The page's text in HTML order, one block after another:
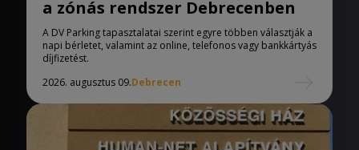
a zónás rendszer Debrecenben
A DV Parking tapasztalatai szerint egyre többen választják a
napi bérletet, valamint az online, telefonos vagy bankkártyás
díjfizetést.
2026. augusztus 09.Debrecen